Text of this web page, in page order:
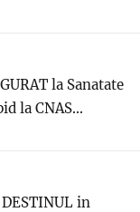
la Sanatate
la CNAS...
in